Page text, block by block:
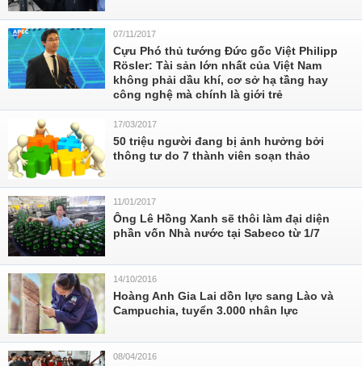
07/11/2017
Cựu Phó thủ tướng Đức gốc Việt Philipp
Rösler: Tài sản lớn nhất của Việt Nam
không phải dầu khí, cơ sở hạ tầng hay
công nghệ mà chính là giới trẻ
17/03/2017
50 triệu người đang bị ảnh hưởng bởi
thông tư do 7 thành viên soạn thảo
11/01/2017
Ông Lê Hồng Xanh sẽ thôi làm đại diện
phần vốn Nhà nước tại Sabeco từ 1/7
14/10/2016
Hoàng Anh Gia Lai dồn lực sang Lào và
Campuchia, tuyển 3.000 nhân lực
08/04/2016